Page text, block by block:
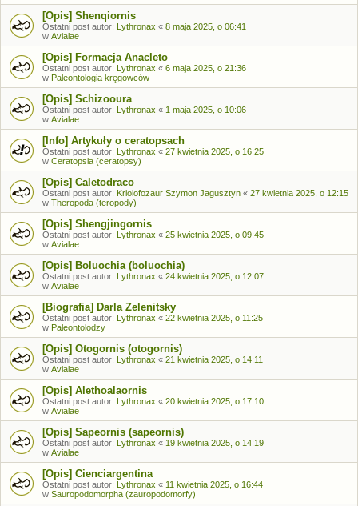
[Opis] Shenqiornis
Ostatni post autor: Lythronax « 8 maja 2025, o 06:41
w Avialae
[Opis] Formacja Anacleto
Ostatni post autor: Lythronax « 6 maja 2025, o 21:36
w Paleontologia kręgowców
[Opis] Schizooura
Ostatni post autor: Lythronax « 1 maja 2025, o 10:06
w Avialae
[Info] Artykuły o ceratopsach
Ostatni post autor: Lythronax « 27 kwietnia 2025, o 16:25
w Ceratopsia (ceratopsy)
[Opis] Caletodraco
Ostatni post autor: Kriolofozaur Szymon Jagusztyn « 27 kwietnia 2025, o 12:15
w Theropoda (teropody)
[Opis] Shengjingornis
Ostatni post autor: Lythronax « 25 kwietnia 2025, o 09:45
w Avialae
[Opis] Boluochia (boluochia)
Ostatni post autor: Lythronax « 24 kwietnia 2025, o 12:07
w Avialae
[Biografia] Darla Zelenitsky
Ostatni post autor: Lythronax « 22 kwietnia 2025, o 11:25
w Paleontolodzy
[Opis] Otogornis (otogornis)
Ostatni post autor: Lythronax « 21 kwietnia 2025, o 14:11
w Avialae
[Opis] Alethoalaornis
Ostatni post autor: Lythronax « 20 kwietnia 2025, o 17:10
w Avialae
[Opis] Sapeornis (sapeornis)
Ostatni post autor: Lythronax « 19 kwietnia 2025, o 14:19
w Avialae
[Opis] Cienciargentina
Ostatni post autor: Lythronax « 11 kwietnia 2025, o 16:44
w Sauropodomorpha (zauropodomorfy)